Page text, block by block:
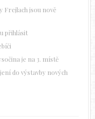
Frejlach jsou nově
přihlásit
je na 3. místě
do výstavby nových